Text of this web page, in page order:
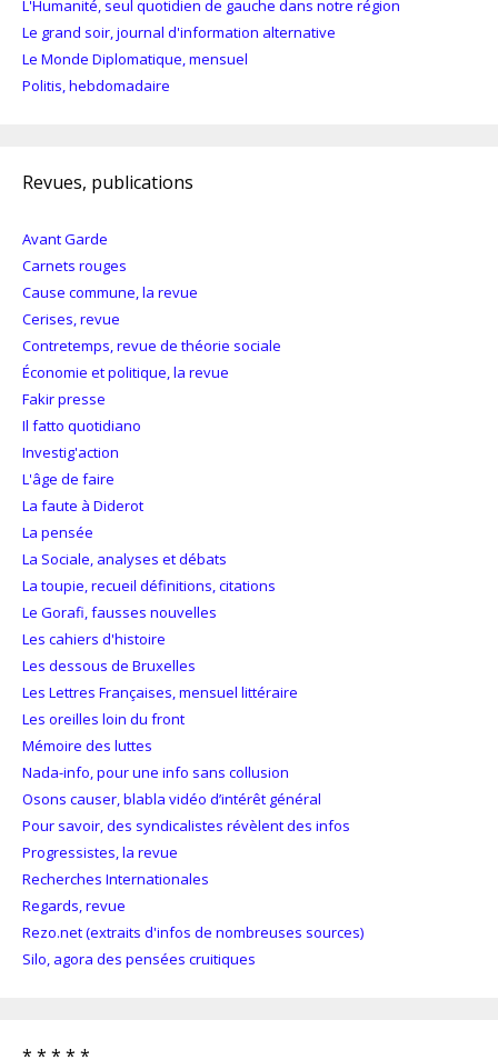
L'Humanité, seul quotidien de gauche dans notre région
Le grand soir, journal d'information alternative
Le Monde Diplomatique, mensuel
Politis, hebdomadaire
Revues, publications
Avant Garde
Carnets rouges
Cause commune, la revue
Cerises, revue
Contretemps, revue de théorie sociale
Économie et politique, la revue
Fakir presse
Il fatto quotidiano
Investig'action
L'âge de faire
La faute à Diderot
La pensée
La Sociale, analyses et débats
La toupie, recueil définitions, citations
Le Gorafi, fausses nouvelles
Les cahiers d'histoire
Les dessous de Bruxelles
Les Lettres Françaises, mensuel littéraire
Les oreilles loin du front
Mémoire des luttes
Nada-info, pour une info sans collusion
Osons causer, blabla vidéo d’intérêt général
Pour savoir, des syndicalistes révèlent des infos
Progressistes, la revue
Recherches Internationales
Regards, revue
Rezo.net (extraits d'infos de nombreuses sources)
Silo, agora des pensées cruitiques